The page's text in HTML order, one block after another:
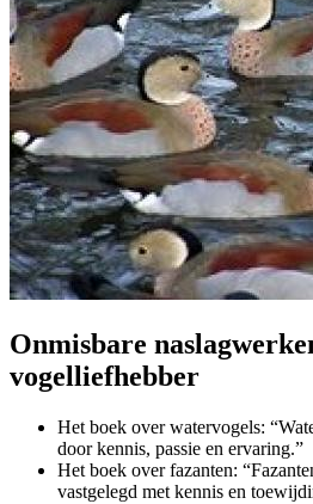
Onmisbare
vogelliefhebber
Het boek over watervogels:
door kennis, passie en ervaring.”
Het boek over fazanten:
vastgelegd met kennis en